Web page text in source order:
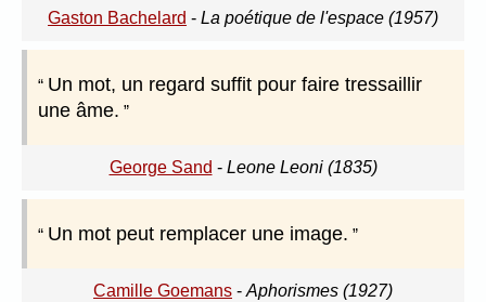
Gaston Bachelard - La poétique de l'espace (1957)
Un mot, un regard suffit pour faire tressaillir
une âme.
George Sand - Leone Leoni (1835)
Un mot peut remplacer une image.
Camille Goemans - Aphorismes (1927)